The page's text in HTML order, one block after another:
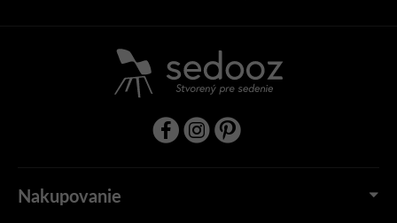
Nakupovanie